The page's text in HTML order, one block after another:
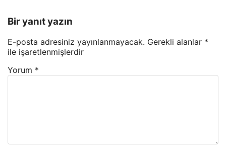
Bir yanıt yazın
E-posta adresiniz yayınlanmayacak. Gerekli alanlar *
ile işaretlenmişlerdir
Yorum *